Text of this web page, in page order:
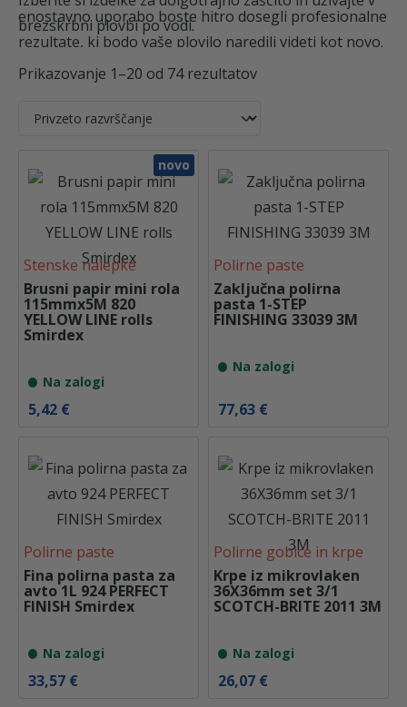
enostavno uporabo boste hitro dosegli profesionalne
rezultate, ki bodo vaše plovilo naredili videti kot novo.
brezskrbni plovbi po vodi.
Prikazovanje 1–20 od 74 rezultatov
Stenske nalepke
Brusni papir mini rola
115mmx5M 820
YELLOW LINE rolls
Smirdex
Na zalogi
novo
5,42 €
Polirne paste
Zaključna polirna
pasta 1-STEP
FINISHING 33039 3M
Na zalogi
77,63 €
Polirne paste
Fina polirna pasta za
avto 1L 924 PERFECT
FINISH Smirdex
Na zalogi
33,57 €
Polirne gobice in krpe
Krpe iz mikrovlaken
36X36mm set 3/1
SCOTCH-BRITE 2011 3M
Na zalogi
26,07 €